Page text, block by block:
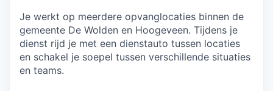
Je werkt op meerdere opvanglocaties binnen de
gemeente De Wolden en Hoogeveen. Tijdens je
dienst rijd je met een dienstauto tussen locaties
en schakel je soepel tussen verschillende situaties
en teams.